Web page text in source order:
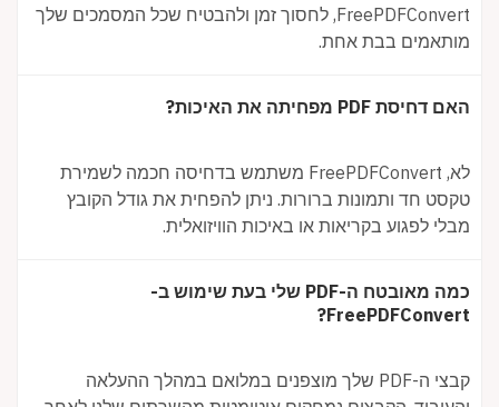
FreePDFConvert, לחסוך זמן ולהבטיח שכל המסמכים שלך
מותאמים בבת אחת.
האם דחיסת PDF מפחיתה את האיכות?
לא, FreePDFConvert משתמש בדחיסה חכמה לשמירת
טקסט חד ותמונות ברורות. ניתן להפחית את גודל הקובץ
מבלי לפגוע בקריאות או באיכות הוויזואלית.
כמה מאובטח ה-PDF שלי בעת שימוש ב-
FreePDFConvert?
קבצי ה-PDF שלך מוצפנים במלואם במהלך ההעלאה